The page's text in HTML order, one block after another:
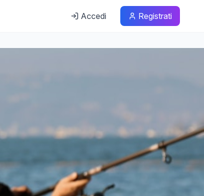
Accedi Registrati